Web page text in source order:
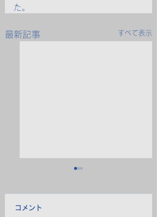
た。
最新記事 すべて表示
コメント